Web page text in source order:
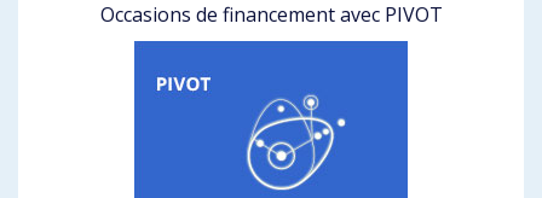
Occasions de financement avec PIVOT